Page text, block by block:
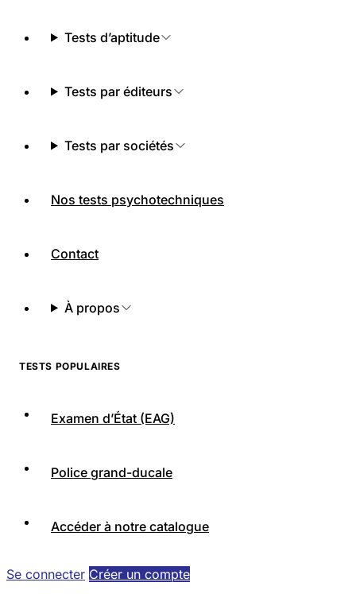
Tests d’aptitude
Tests par éditeurs
Tests par sociétés
Nos tests psychotechniques
Contact
À propos
TESTS POPULAIRES
Examen d’État (EAG)
Police grand-ducale
Accéder à notre catalogue
Se connecter Créer un compte